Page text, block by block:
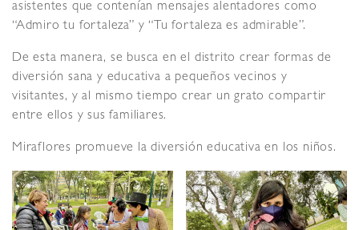
asistentes que contenían mensajes alentadores como
“Admiro tu fortaleza” y “Tu fortaleza es admirable”.
De esta manera, se busca en el distrito crear formas de
diversión sana y educativa a pequeños vecinos y
visitantes, y al mismo tiempo crear un grato compartir
entre ellos y sus familiares.
Miraflores promueve la diversión educativa en los niños.